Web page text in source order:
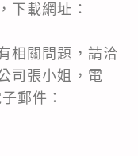
下載網址：
相關問題，請洽
司張小姐，電
郵件：